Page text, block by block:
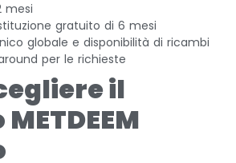
mesi
gratuito di 6 mesi
globale e disponibilità di ricambi
per le richieste
il